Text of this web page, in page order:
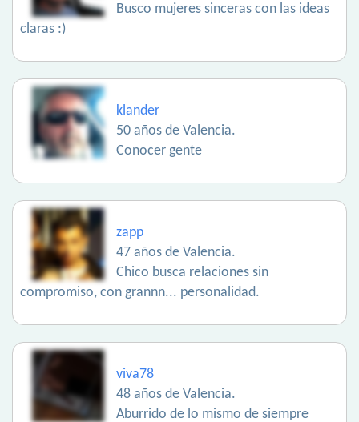
Busco mujeres sinceras con las ideas
claras :)
klander
50 años de Valencia.
Conocer gente
zapp
47 años de Valencia.
Chico busca relaciones sin
compromiso, con grannn... personalidad.
viva78
48 años de Valencia.
Aburrido de lo mismo de siempre